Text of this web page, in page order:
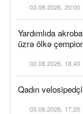
03.08.2026, 20:00
Yardımlıda
üzrə ölkə
03.08.2026, 18:40
Qadın
03.08.2026, 17:25